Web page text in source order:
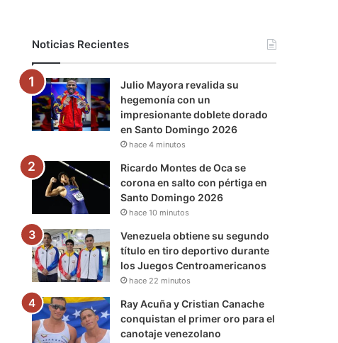
o
k
r
e
r
a
m
a
m
Noticias Recientes
Julio Mayora revalida su
hegemonía con un
impresionante doblete dorado
en Santo Domingo 2026
hace 4 minutos
Ricardo Montes de Oca se
corona en salto con pértiga en
Santo Domingo 2026
hace 10 minutos
Venezuela obtiene su segundo
título en tiro deportivo durante
los Juegos Centroamericanos
hace 22 minutos
Ray Acuña y Cristian Canache
conquistan el primer oro para el
canotaje venezolano